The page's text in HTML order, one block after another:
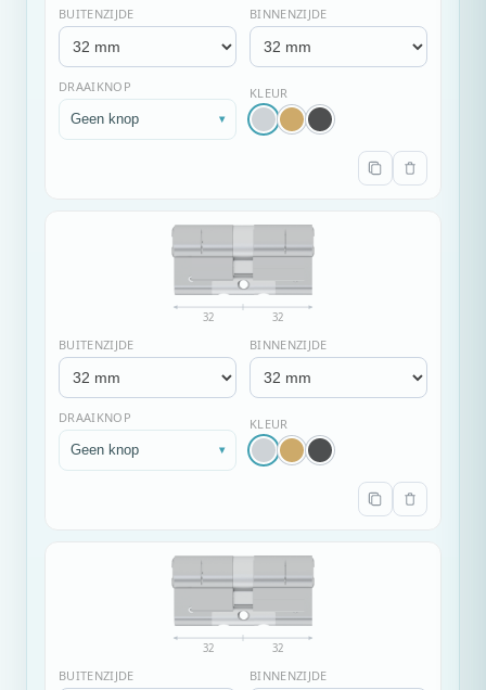
BUITENZIJDE BINNENZIJDE
DRAAIKNOP
Geen knop ▾
KLEUR
32 32
BUITENZIJDE BINNENZIJDE
DRAAIKNOP
Geen knop ▾
KLEUR
32 32
BUITENZIJDE BINNENZIJDE